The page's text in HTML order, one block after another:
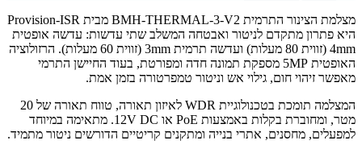
מצלמת הצינור התרמית BMH-THERMAL-3-V2 מבית Provision-ISR
היא פתרון מתקדם לניטור ואבטחה המשלב שתי עדשות: עדשה אופטית
4mm (זווית 80 מעלות) ועדשה תרמית 3mm (זווית 60 מעלות). הרזולוציה
האופטית 5MP מספקת תמונה חדה ומפורטת, בעוד החיישן התרמי
מאפשר זיהוי חום, גילוי אש וניטור טמפרטורה בזמן אמת.
המצלמה תומכת בטכנולוגיית WDR לאיזון תאורה, טווח תאורה של 20
מטר, ומחוברת בקלות באמצעות PoE או 12V DC. מתאימה במיוחד
למפעלים, מחסנים, אתרי בנייה ומתקנים קריטיים הדורשים ניטור מתמיד.